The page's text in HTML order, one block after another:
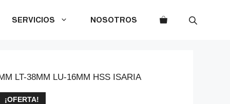
SERVICIOS NOSOTROS
LT-38MM LU-16MM HSS ISARIA
¡OFERTA!